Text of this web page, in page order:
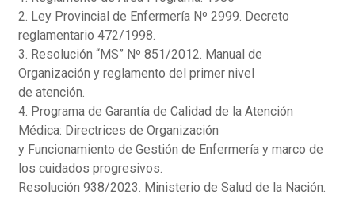
2. Ley Provincial de Enfermería Nº 2999. Decreto
reglamentario 472/1998.
3. Resolución “MS” Nº 851/2012. Manual de
Organización y reglamento del primer nivel
de atención.
4. Programa de Garantía de Calidad de la Atención
Médica: Directrices de Organización
y Funcionamiento de Gestión de Enfermería y marco de
los cuidados progresivos.
Resolución 938/2023. Ministerio de Salud de la Nación.